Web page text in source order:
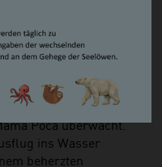
hieß es „das Jungtier
Erstgebärende Milch
Aufatmen beim
nicht
auf der Anlage,
Poca überwacht.
ins Wasser
beherzten